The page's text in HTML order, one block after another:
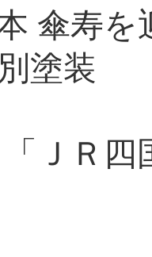
傘寿
塗装
ＪＲ